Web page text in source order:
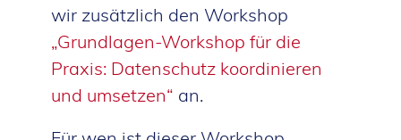
wir zusätzlich den Workshop
„Grundlagen-Workshop für die
Praxis: Datenschutz koordinieren
und umsetzen“ an.